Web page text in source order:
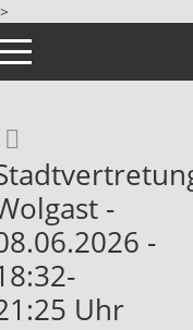
Toggle navigation
-
-
Uhr